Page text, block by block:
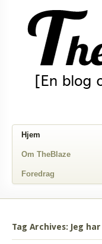
Hjem
Om TheBlaze
Foredrag
Tag Archives: Jeg